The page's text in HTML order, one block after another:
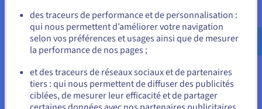
Création des éléments
PostgreSQL
Ce tutoriel part du principe que votre base de données
PostgreSQL est installée
us.ovhcloud.com/community Anglais
USD -
$
Rester sur le site actuel
des traceurs de performance et de personnalisation :
qui nous permettent d’améliorer votre navigation
selon vos préférences et usages ainsi que de mesurer
la performance de nos pages ;
et des traceurs de réseaux sociaux et de partenaires
tiers : qui nous permettent de diffuser des publicités
ciblées, de mesurer leur efficacité et de partager